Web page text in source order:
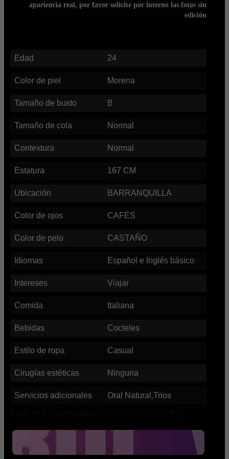
apariencia real, por favor solicite por interno las fotos sin
edición
Edad 24
Color de piel Morena
Tamaño de busto B
Tamaño de cola Normal
Contextura Normal
Estatura 167 CM
Ubicación BARRANQUILLA
Color de ojos CAFÉS
Color de pelo CASTAÑO
Idiomas Español e Inglés básico
Intereses Viajar
Comida Italiana
Bebidas Cocteles
Estilo de ropa Casual
Cirugías estéticas Ninguna
Servicios adicionales Oral Natural,Trios